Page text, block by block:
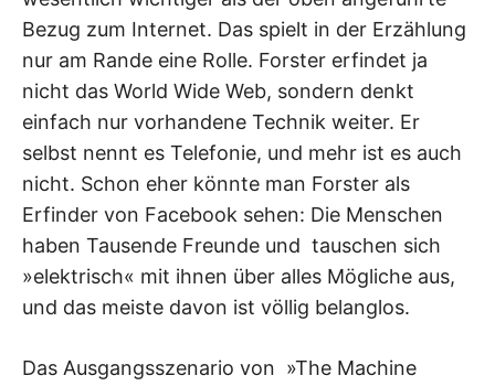
Bezug zum Internet. Das spielt in der Erzählung
nur am Rande eine Rolle. Forster erfindet ja
nicht das World Wide Web, sondern denkt
einfach nur vorhandene Technik weiter. Er
selbst nennt es Telefonie, und mehr ist es auch
nicht. Schon eher könnte man Forster als
Erfinder von Facebook sehen: Die Menschen
haben Tausende Freunde und tauschen sich
»elektrisch« mit ihnen über alles Mögliche aus,
und das meiste davon ist völlig belanglos.
Das Ausgangsszenario von »The Machine